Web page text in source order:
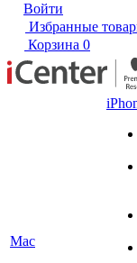
Войти
Избранные
Корзина 0
Mac